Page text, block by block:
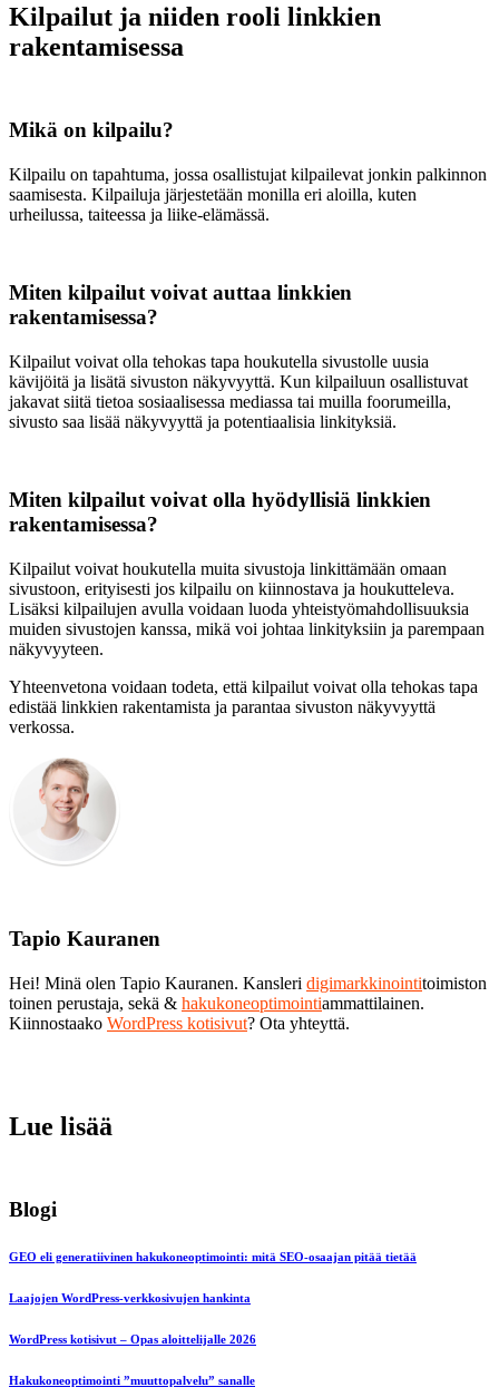
Kilpailut ja niiden rooli linkkien
rakentamisessa
Mikä on kilpailu?
Kilpailu on tapahtuma, jossa osallistujat kilpailevat jonkin palkinnon
saamisesta. Kilpailuja järjestetään monilla eri aloilla, kuten
urheilussa, taiteessa ja liike-elämässä.
Miten kilpailut voivat auttaa linkkien
rakentamisessa?
Kilpailut voivat olla tehokas tapa houkutella sivustolle uusia
kävijöitä ja lisätä sivuston näkyvyyttä. Kun kilpailuun osallistuvat
jakavat siitä tietoa sosiaalisessa mediassa tai muilla foorumeilla,
sivusto saa lisää näkyvyyttä ja potentiaalisia linkityksiä.
Miten kilpailut voivat olla hyödyllisiä linkkien
rakentamisessa?
Kilpailut voivat houkutella muita sivustoja linkittämään omaan
sivustoon, erityisesti jos kilpailu on kiinnostava ja houkutteleva.
Lisäksi kilpailujen avulla voidaan luoda yhteistyömahdollisuuksia
muiden sivustojen kanssa, mikä voi johtaa linkityksiin ja parempaan
näkyvyyteen.
Yhteenvetona voidaan todeta, että kilpailut voivat olla tehokas tapa
edistää linkkien rakentamista ja parantaa sivuston näkyvyyttä
verkossa.
Tapio Kauranen
Hei! Minä olen Tapio Kauranen. Kansleri digimarkkinointitoimiston
toinen perustaja, sekä & hakukoneoptimointiammattilainen.
Kiinnostaako WordPress kotisivut? Ota yhteyttä.
Lue lisää
Blogi
GEO eli generatiivinen hakukoneoptimointi: mitä SEO-osaajan pitää tietää
Laajojen WordPress-verkkosivujen hankinta
WordPress kotisivut – Opas aloittelijalle 2026
Hakukoneoptimointi ”muuttopalvelu” sanalle